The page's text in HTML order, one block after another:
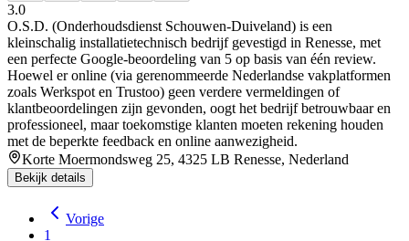
3.0
O.S.D. (Onderhoudsdienst Schouwen‑Duiveland) is een
kleinschalig installatietechnisch bedrijf gevestigd in Renesse, met
een perfecte Google‑beoordeling van 5 op basis van één review.
Hoewel er online (via gerenommeerde Nederlandse vakplatformen
zoals Werkspot en Trustoo) geen verdere vermeldingen of
klantbeoordelingen zijn gevonden, oogt het bedrijf betrouwbaar en
professioneel, maar toekomstige klanten moeten rekening houden
met de beperkte feedback en online aanwezigheid.
Korte Moermondsweg 25, 4325 LB Renesse, Nederland
Bekijk details
Vorige
1